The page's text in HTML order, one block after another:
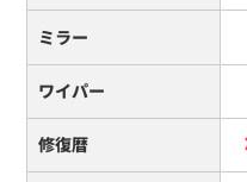
ミラー
ワイパー
修復暦